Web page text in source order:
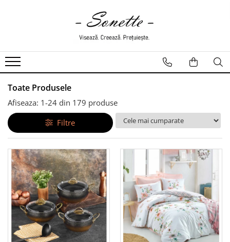
LENJERII DE PAT
LENJERII DE PAT CU PATURA
LENJERII DE PAT CU PILOTA SI
PILOTE
Toate Produsele
Afiseaza: 1-24 din 179 produse
Filtre